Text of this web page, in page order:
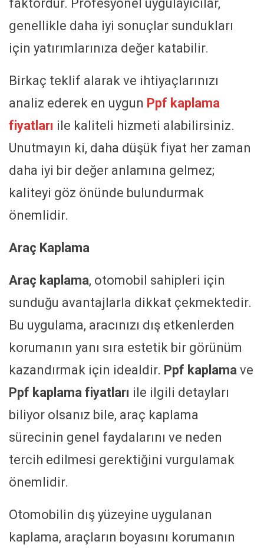
faktördür. Profesyonel uygulayıcılar,
genellikle daha iyi sonuçlar sundukları
için yatırımlarınıza değer katabilir.
Birkaç teklif alarak ve ihtiyaçlarınızı
analiz ederek en uygun Ppf kaplama
fiyatları ile kaliteli hizmeti alabilirsiniz.
Unutmayın ki, daha düşük fiyat her zaman
daha iyi bir değer anlamına gelmez;
kaliteyi göz önünde bulundurmak
önemlidir.
Araç Kaplama
Araç kaplama, otomobil sahipleri için
sunduğu avantajlarla dikkat çekmektedir.
Bu uygulama, aracınızı dış etkenlerden
korumanın yanı sıra estetik bir görünüm
kazandırmak için idealdir. Ppf kaplama ve
Ppf kaplama fiyatları ile ilgili detayları
biliyor olsanız bile, araç kaplama
sürecinin genel faydalarını ve neden
tercih edilmesi gerektiğini vurgulamak
önemlidir.
Otomobilin dış yüzeyine uygulanan
kaplama, araçların boyasını korumanın